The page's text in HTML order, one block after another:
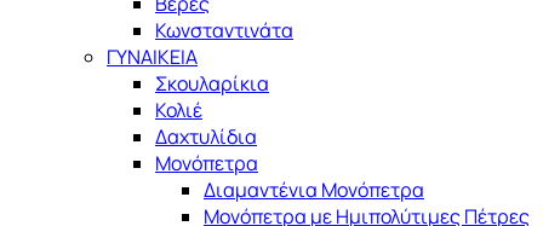
Κωνσταντινάτα
ΓΥΝΑΙΚΕΙΑ
Σκουλαρίκια
Κολιέ
Δαχτυλίδια
Μονόπετρα
Διαμαντένια Μονόπετρα
Μονόπετρα με Ημιπολύτιμες Πέτρες